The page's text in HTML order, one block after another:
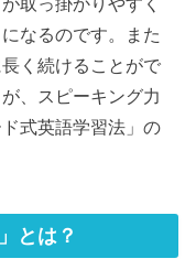
なるのです。また
く続けることがで
、スピーキング力
式英語学習法」の
とは？